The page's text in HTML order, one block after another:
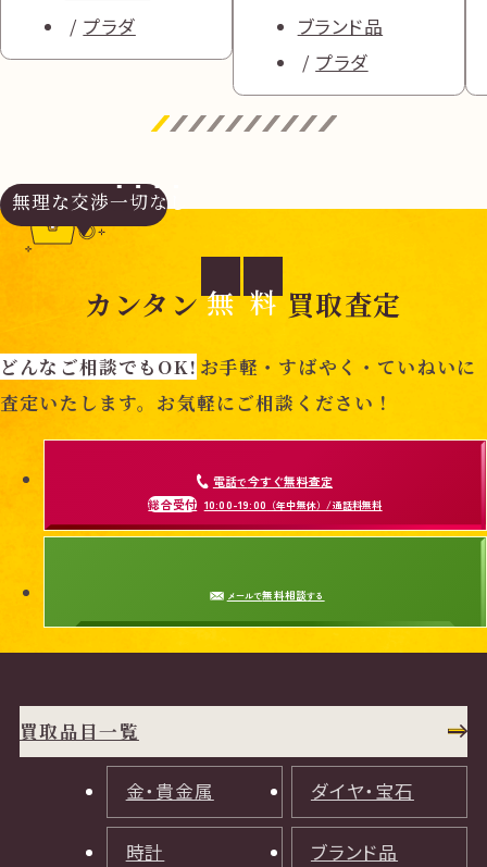
プラダ
ブランド品
プラダ
無理な交渉一切なし
カンタン 無 料 買取査定
どんなご相談でもOK! お手軽・すばやく・ていねいに
査定いたします。お気軽にご相談ください！
電話で今すぐ無料査定
総合受付 10:00-19:00 （年中無休）/通話料無料
メールで無料相談する
買取品目一覧
金・貴金属 ダイヤ・宝石
時計 ブランド品